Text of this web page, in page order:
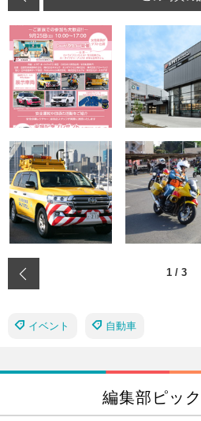
1 / 3
イベント 自動車
編集部ピッ